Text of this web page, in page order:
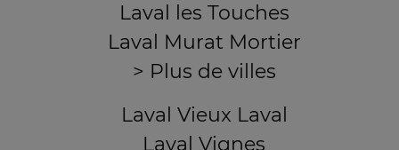
Laval les Touches
Laval Murat Mortier
> Plus de villes
Laval Vieux Laval
Laval Vignes